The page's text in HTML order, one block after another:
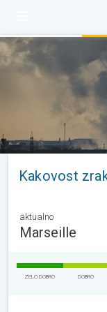
Kakovost
aktualno
Marseille
ZELO DOBRO DOBRO